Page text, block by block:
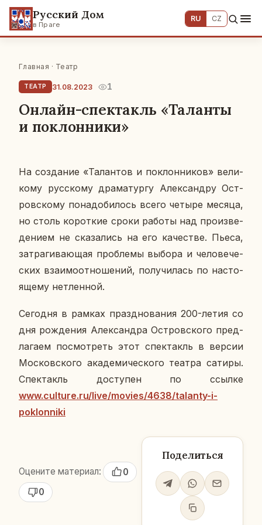
Русский Дом
в Праге
RU CZ
Главная · Театр
ТЕАТР 31.08.2023 1
Онлайн-спектакль «Таланты
и поклонники»
На со­зда­ние «Та­лан­тов и по­клон­ни­ков» ве­ли­
ко­му рус­ско­му дра­ма­тур­гу Алек­сан­дру Ост­
ров­ско­му по­на­до­би­лось всего четыре месяца,
но столь ко­рот­кие сроки работы над про­из­ве­
де­ни­ем не ска­за­лись на его ка­че­стве. Пьеса,
за­тра­ги­ва­ю­щая про­бле­мы выбора и че­ло­ве­че­
ских вза­и­мо­от­но­ше­ний, по­лу­чи­лась по на­сто­
я­ще­му нетлен­ной.
Се­го­дня в рамках празд­но­ва­ния 200-летия со
дня рож­де­ния Алек­сандра Ост­ров­ско­го пред­
ла­га­ем по­смот­реть этот спек­такль в версии
Мос­ков­ско­го ака­де­ми­че­ско­го театра сатиры.
Спек­такль до­сту­пен по ссылке
www.culture.ru/live/movies/4638/talanty-i-
poklonniki
Оцените материал:
0
0
Поделиться